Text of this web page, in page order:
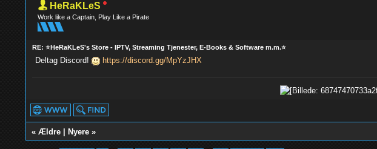
HeRaKLeS
Work like a Captain, Play Like a Pirate
RE: ⭐HeRaKLeS's Store - IPTV, Streaming Tjenester, E-Books & Software m.m.⭐
Deltag Discord! https://discord.gg/MpYzJHX
« Ældre| Nyere»